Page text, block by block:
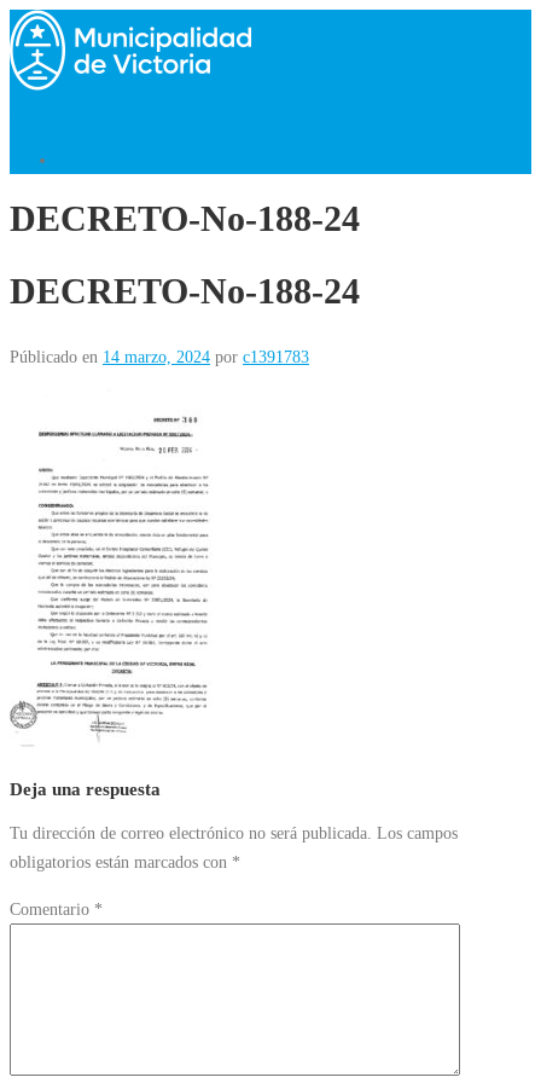
Saltar
al
contenido
DECRETO-No-188-24
DECRETO-No-188-24
Públicado en 14 marzo, 2024 por c1391783
Deja una respuesta
Tu dirección de correo electrónico no será publicada. Los campos
obligatorios están marcados con *
Comentario *